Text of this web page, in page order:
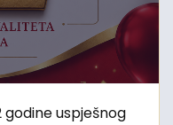
godine uspješnog